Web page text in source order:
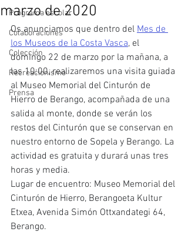
Programa escolar
Colaboraciones
Colección
Recreacionismo
Prensa
marzo de 2020
Os anunciamos que dentro del Mes de
los Museos de la Costa Vasca, el
domingo 22 de marzo por la mañana, a
las 10:00, realizaremos una visita guiada
al Museo Memorial del Cinturón de
Hierro de Berango, acompañada de una
salida al monte, donde se verán los
restos del Cinturón que se conservan en
nuestro entorno de Sopela y Berango. La
actividad es gratuita y durará unas tres
horas y media.
Lugar de encuentro: Museo Memorial del
Cinturón de Hierro, Berangoeta Kultur
Etxea, Avenida Simón Ottxandategi 64,
Berango.